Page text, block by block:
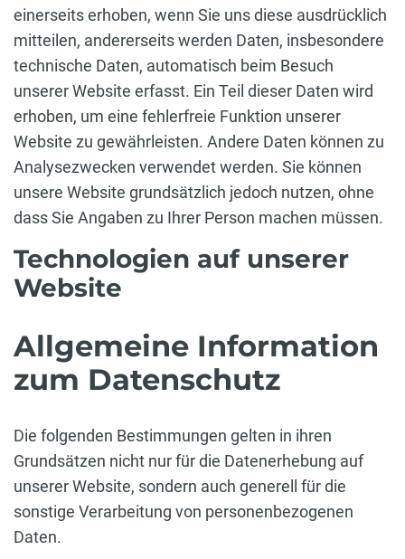
einerseits erhoben, wenn Sie uns diese ausdrücklich
mitteilen, andererseits werden Daten, insbesondere
technische Daten, automatisch beim Besuch
unserer Website erfasst. Ein Teil dieser Daten wird
erhoben, um eine fehlerfreie Funktion unserer
Website zu gewährleisten. Andere Daten können zu
Analysezwecken verwendet werden. Sie können
unsere Website grundsätzlich jedoch nutzen, ohne
dass Sie Angaben zu Ihrer Person machen müssen.
Technologien auf unserer
Website
Allgemeine Information
zum Datenschutz
Die folgenden Bestimmungen gelten in ihren
Grundsätzen nicht nur für die Datenerhebung auf
unserer Website, sondern auch generell für die
sonstige Verarbeitung von personenbezogenen
Daten.